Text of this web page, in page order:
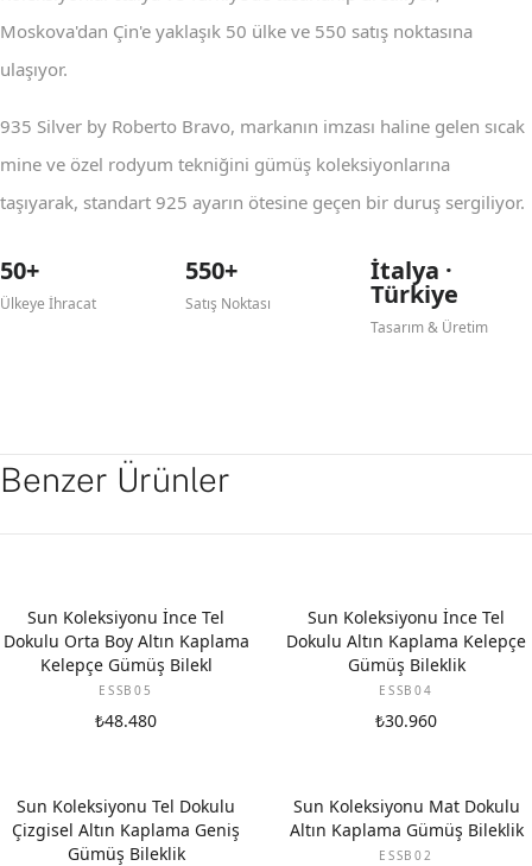
Moskova'dan Çin'e yaklaşık 50 ülke ve 550 satış noktasına
ulaşıyor.
935 Silver by Roberto Bravo, markanın imzası haline gelen sıcak
mine ve özel rodyum tekniğini gümüş koleksiyonlarına
taşıyarak, standart 925 ayarın ötesine geçen bir duruş sergiliyor.
50+
Ülkeye İhracat
550+
Satış Noktası
İtalya ·
Türkiye
Tasarım & Üretim
Benzer Ürünler
Sun Koleksiyonu İnce Tel
Dokulu Orta Boy Altın Kaplama
Kelepçe Gümüş Bilekl
ESSB05
₺48.480
Sun Koleksiyonu İnce Tel
Dokulu Altın Kaplama Kelepçe
Gümüş Bileklik
ESSB04
₺30.960
Sun Koleksiyonu Tel Dokulu
Çizgisel Altın Kaplama Geniş
Gümüş Bileklik
Sun Koleksiyonu Mat Dokulu
Altın Kaplama Gümüş Bileklik
ESSB02